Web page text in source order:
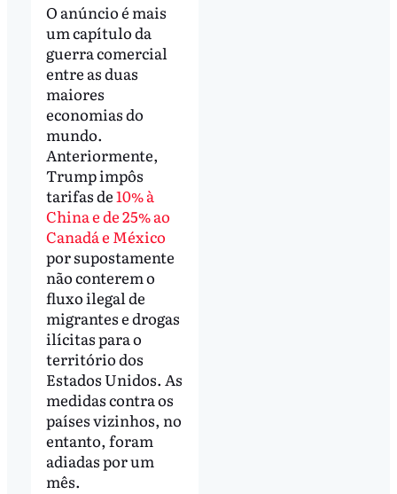
O anúncio é mais
um capítulo da
guerra comercial
entre as duas
maiores
economias do
mundo.
Anteriormente,
Trump impôs
tarifas de10% à
China e de 25% ao
Canadá e México
por supostamente
não conterem o
fluxo ilegal de
migrantes e drogas
ilícitas para o
território dos
Estados Unidos. As
medidas contra os
países vizinhos, no
entanto, foram
adiadas por um
mês.